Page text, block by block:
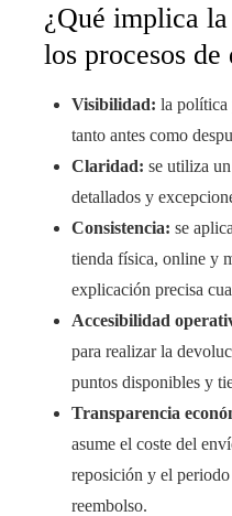
¿Qué implica
los procesos
Visibilidad: la política
tanto antes como
Claridad: se utiliza
detallados y
Consistencia: se
tienda física, online y
explicación precisa
Accesibilidad
para realizar la
puntos disponibles y
Transparencia
asume el coste del
reposición y el
reembolso.